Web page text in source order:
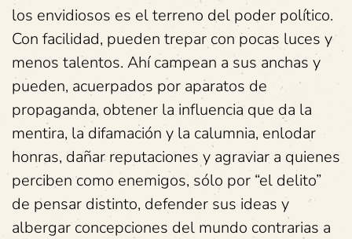
los envidiosos es el terreno del poder político.
Con facilidad, pueden trepar con pocas luces y
menos talentos. Ahí campean a sus anchas y
pueden, acuerpados por aparatos de
propaganda, obtener la influencia que da la
mentira, la difamación y la calumnia, enlodar
honras, dañar reputaciones y agraviar a quienes
perciben como enemigos, sólo por “el delito”
de pensar distinto, defender sus ideas y
albergar concepciones del mundo contrarias a